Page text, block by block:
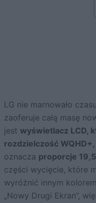
LG nie marnowało
zaoferuje całą masę
jest wyświetlacz LCD,
rozdzielczość
oznacza proporcje
części wycięcie, które
wyróżnić innym
„Nowy Drugi Ekran”,